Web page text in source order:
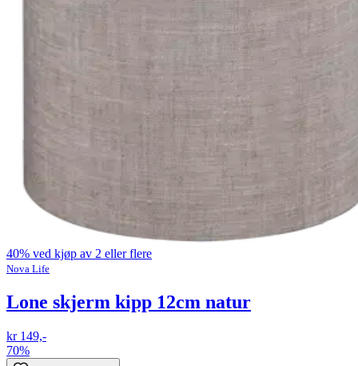
40% ved kjøp av 2 eller flere
Nova Life
Lone skjerm kipp 12cm natur
kr 149,-
70%